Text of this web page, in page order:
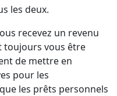
les deux.
recevez un revenu
toujours vous être
de mettre en
pour les
les prêts personnels